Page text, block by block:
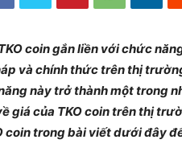
coin gắn liền với chức
và chính thức trên thị
này trở thành một trong
giá của TKO coin trên thị
coin trong bài viết dưới đây